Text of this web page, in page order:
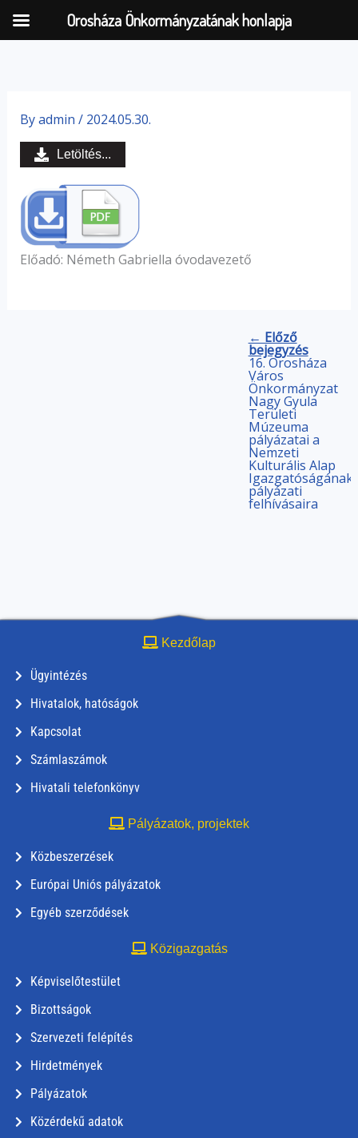
content
Byadmin / 2024.05.30.
Előadó: Németh Gabriella óvodavezető
Letöltés...
← Előző
bejegyzés
16. Orosháza
Város
Önkormányzat
Nagy Gyula
Területi
Múzeuma
pályázatai a
Nemzeti
Kulturális Alap
Igazgatóságának
pályázati
felhívásaira
Kezdőlap
Ügyintézés
Hivatalok, hatóságok
Kapcsolat
Számlaszámok
Hivatali telefonkönyv
Pályázatok, projektek
Közbeszerzések
Európai Uniós pályázatok
Egyéb szerződések
Közigazgatás
Képviselőtestület
Bizottságok
Szervezeti felépítés
Hirdetmények
Pályázatok
Közérdekű adatok
Orosháza Önkormányzatának honlapja